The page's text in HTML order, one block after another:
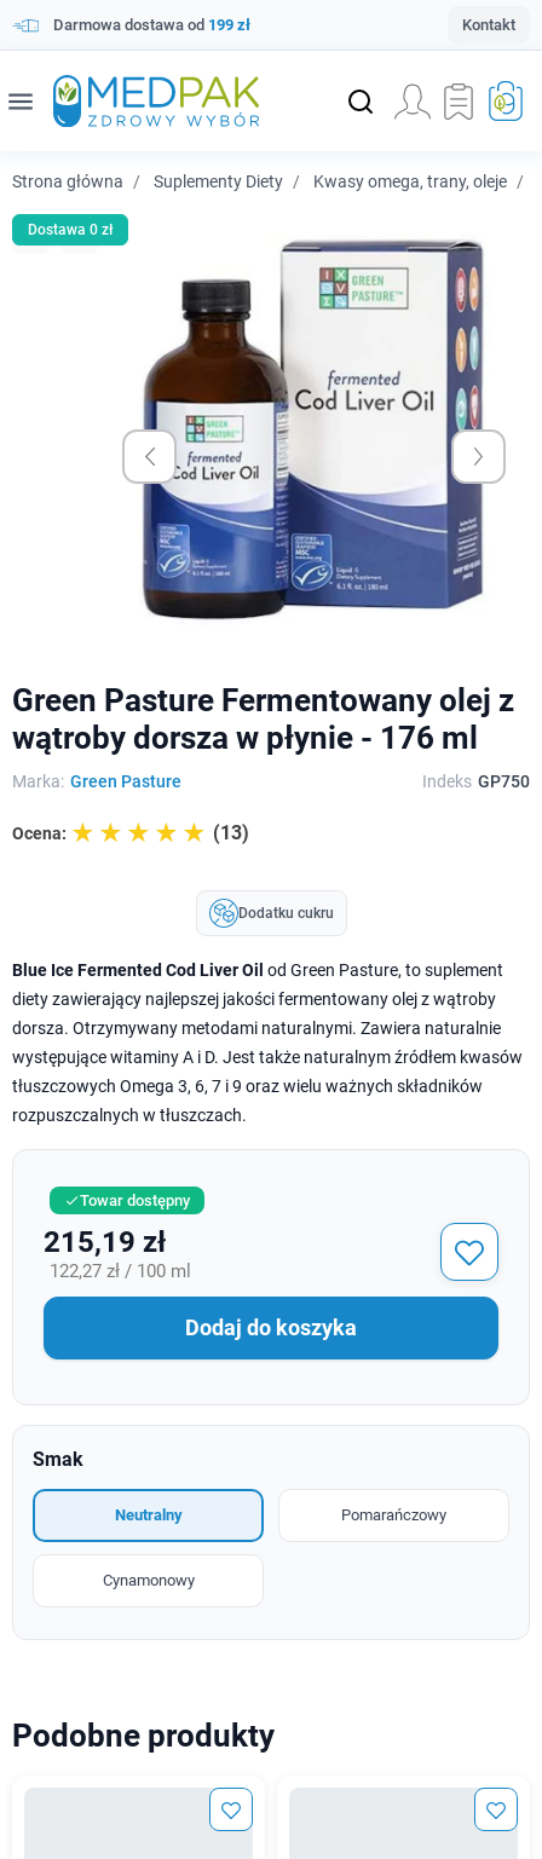
Darmowa dostawa od 199 zł Kontakt
menu
Strona główna Suplementy Diety Kwasy omega, trany, oleje
Dostawa 0 zł
Green Pasture Fermentowany olej z
wątroby dorsza w płynie - 176 ml
Marka: Green Pasture Indeks GP750
Ocena: ☆☆☆☆☆
★★★★★ (13)
Dodatku cukru
Blue Ice Fermented Cod Liver Oil od Green Pasture, to suplement
diety zawierający najlepszej jakości fermentowany olej z wątroby
dorsza. Otrzymywany metodami naturalnymi. Zawiera naturalnie
występujące witaminy A i D. Jest także naturalnym źródłem kwasów
tłuszczowych Omega 3, 6, 7 i 9 oraz wielu ważnych składników
rozpuszczalnych w tłuszczach.
Towar dostępny
215,19 zł
122,27 zł / 100 ml
Dodaj do koszyka
Smak
Neutralny Pomarańczowy
Cynamonowy
Podobne produkty